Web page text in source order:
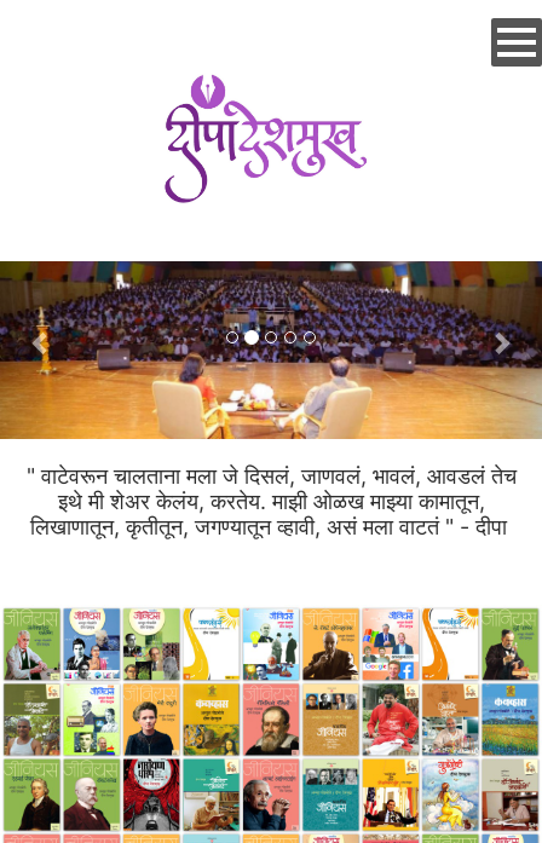
" वाटेवरून चालताना मला जे दिसलं, जाणवलं, भावलं, आवडलं तेच
इथे मी शेअर केलंय, करतेय. माझी ओळख माझ्या कामातून,
लिखाणातून, कृतीतून, जगण्यातून व्हावी, असं मला वाटतं " - दीपा